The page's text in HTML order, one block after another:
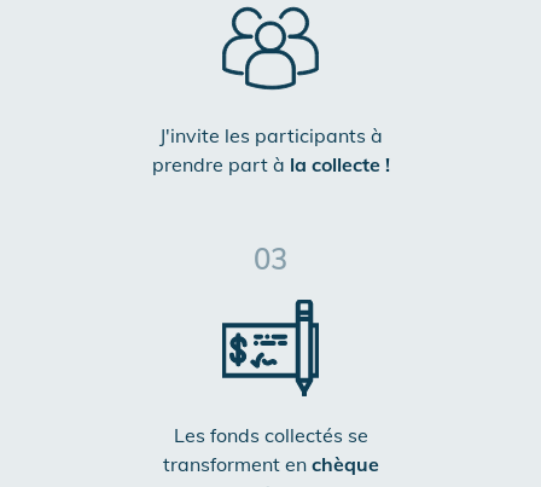
J'invite les participants à
prendre part à la collecte !
03
Les fonds collectés se
transforment en chèque